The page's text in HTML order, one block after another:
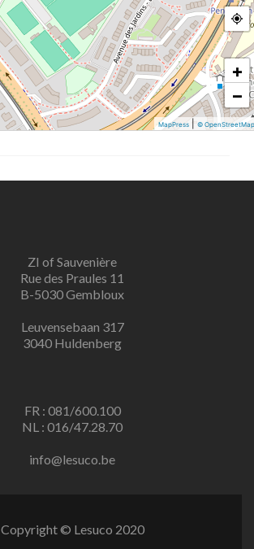
+
−
MapPress © OpenStreetMap
ZI of Sauvenière
Rue des Praules 11
B-5030 Gembloux
Leuvensebaan 317
3040 Huldenberg
FR : 081/600.100
NL : 016/47.28.70
info@lesuco.be
Copyright © Lesuco 2020